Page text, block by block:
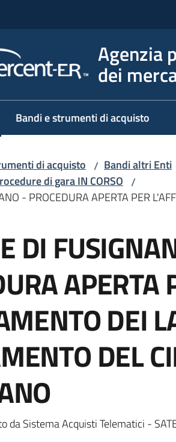
Agenzia
dei
Bandi e strumenti di acquisto
di acquisto / Bandi altri Enti
di gara IN CORSO /
- PROCEDURA APERTA PER
DI
APERTA
DEI
DEL
da Sistema Acquisti Telematici -